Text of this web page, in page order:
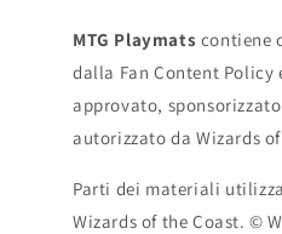
MTG Playmats contiene
dalla Fan Content Policy
approvato,
autorizzato da Wizards
Parti dei materiali
Wizards of the Coast. ©